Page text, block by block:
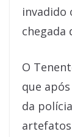
invadido
chegada
O
que
da